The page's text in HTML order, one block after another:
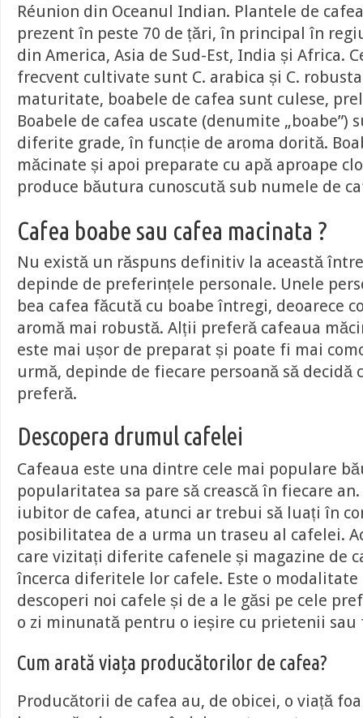
Réunion din Oceanul Indian. Plantele de
prezent în peste 70 de țări, în principal în
din America, Asia de Sud-Est, India și Africa.
frecvent cultivate sunt C. arabica și C.
maturitate, boabele de cafea sunt culese,
Boabele de cafea uscate (denumite „boabe”)
diferite grade, în funcție de aroma dorită.
măcinate și apoi preparate cu apă aproape
produce băutura cunoscută sub numele de
Cafea boabe sau cafea macinata ?
Nu există un răspuns definitiv la această
depinde de preferințele personale. Unele
bea cafea făcută cu boabe întregi, deoarece
aromă mai robustă. Alții preferă cafeaua
este mai ușor de preparat și poate fi mai
urmă, depinde de fiecare persoană să decidă
preferă.
Descopera drumul cafelei
Cafeaua este una dintre cele mai populare
popularitatea sa pare să crească în fiecare
iubitor de cafea, atunci ar trebui să luați în
posibilitatea de a urma un traseu al cafelei.
care vizitați diferite cafenele și magazine de
încerca diferitele lor cafele. Este o modalitate
descoperi noi cafele și de a le găsi pe cele
o zi minunată pentru o ieșire cu prietenii sau
Cum arată viața producătorilor de cafea?
Producătorii de cafea au, de obicei, o viață